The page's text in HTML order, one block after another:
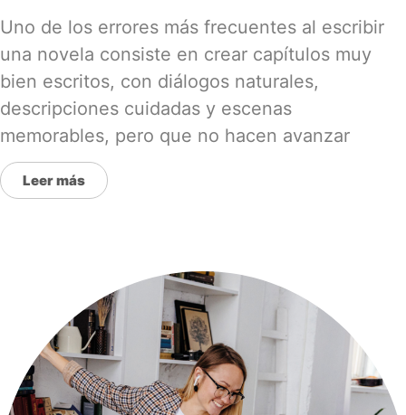
Uno de los errores más frecuentes al escribir
una novela consiste en crear capítulos muy
bien escritos, con diálogos naturales,
descripciones cuidadas y escenas
memorables, pero que no hacen avanzar
Leer más